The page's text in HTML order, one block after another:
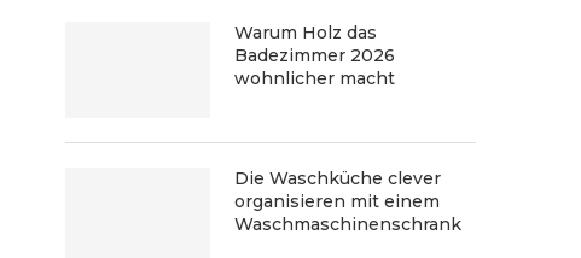
Warum Holz das
Badezimmer 2026
wohnlicher macht
Die Waschküche clever
organisieren mit einem
Waschmaschinenschrank